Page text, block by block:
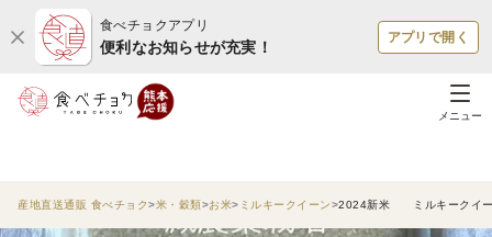
食べチョクアプリ
便利なお知らせが充実！
アプリで開く
メニュー
産地直送通販 食べチョク 米・穀類 お米 ミルキークイーン 2024新米 ミルキークイ